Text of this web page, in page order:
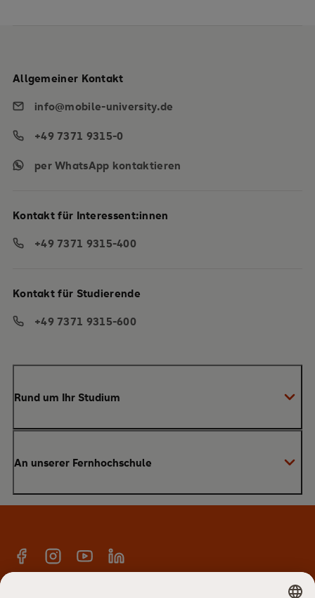
Rund um Ihr Studium
Anrechnung von Vorleistungen
Studienberatung
Master
An unserer Fernhochschule
Warum SRH?
E-Campus
Allgemeiner Kontakt
info@mobile-university.de
+49 7371 9315-0
per WhatsApp kontaktieren
Kontakt für Interessent:innen
+49 7371 9315-400
Kontakt für Studierende
+49 7371 9315-600
FacebookInstagramYouTubeLinkedin